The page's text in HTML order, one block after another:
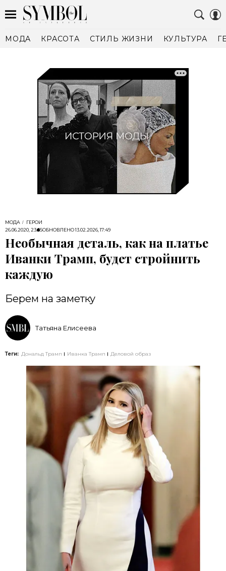
МОДА КРАСОТА СТИЛЬ ЖИЗНИ КУЛЬТУРА
МОДА
ГЕРОИ
26.06.2020, 23:35ОБНОВЛЕНО13.02.2026, 17:49
Необычная деталь, как на платье
Иванки Трамп, будет стройнить
каждую
Берем на заметку
Татьяна Елисеева
Теги: Дональд Трамп Иванка Трамп Деловой образ